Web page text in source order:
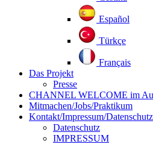
Español
Türkçe
Français
Das Projekt
Presse
CHANNEL WELCOME im
Mitmachen/Jobs/Praktikum
Kontakt/Impressum/Datenschutz
Datenschutz
IMPRESSUM